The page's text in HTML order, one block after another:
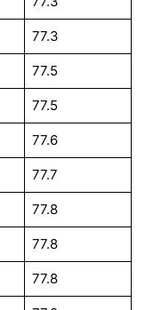
77.3
77.5
77.5
77.6
77.7
77.8
77.8
77.8